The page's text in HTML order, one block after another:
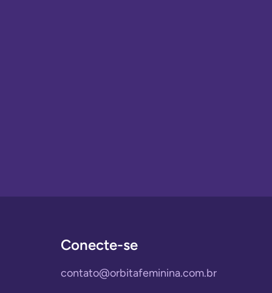
Conecte-se
contato@orbitafeminina.com.br